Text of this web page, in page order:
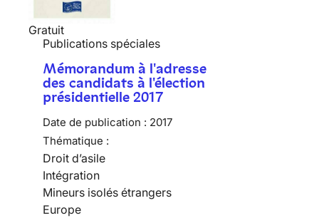
Gratuit
Publications spéciales
Mémorandum à l'adresse
des candidats à l'élection
présidentielle 2017
Date de publication : 2017
Thématique :
Droit d’asile
Intégration
Mineurs isolés étrangers
Europe